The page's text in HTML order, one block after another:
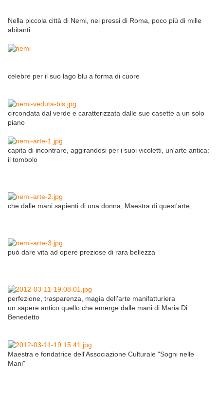
Nella piccola città di Nemi, nei pressi di Roma, poco più di mille
abitanti
celebre per il suo lago blu a forma di cuore
circondata dal verde e caratterizzata dalle sue casette a un solo
piano
capita di incontrare, aggirandosi per i suoi vicoletti, un'arte antica:
il tombolo
che dalle mani sapienti di una donna, Maestra di quest'arte,
può dare vita ad opere preziose di rara bellezza
perfezione, trasparenza, magia dell'arte manifatturiera
un sapere antico quello che emerge dalle mani di Maria Di
Benedetto
Maestra e fondatrice dell'Associazione Culturale "Sogni nelle
Mani"